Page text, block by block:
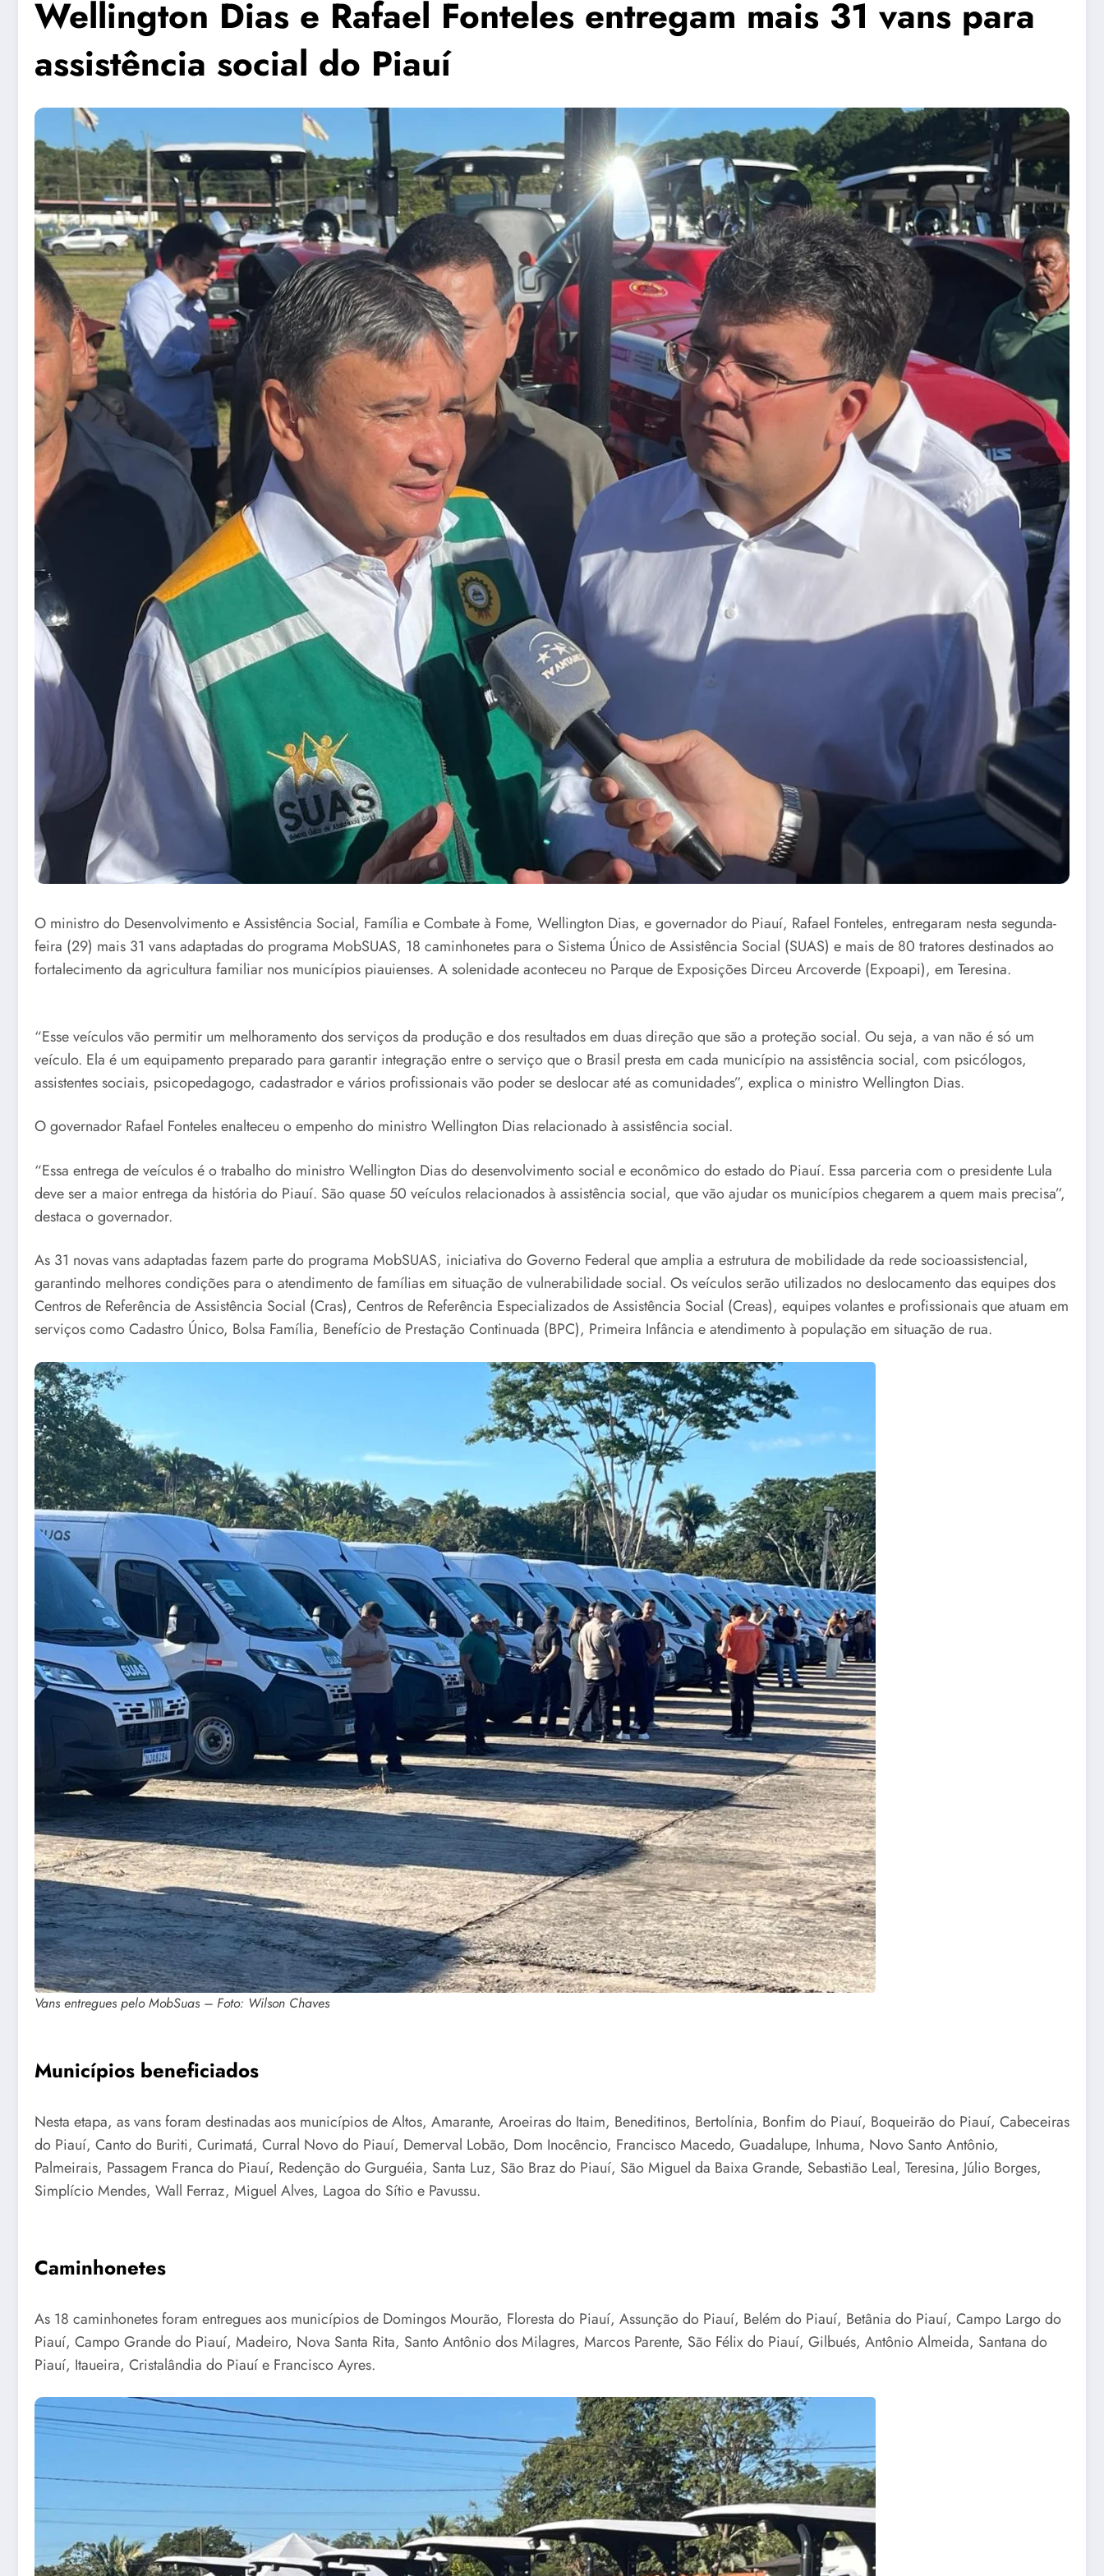
Wellington Dias e Rafael Fonteles entregam mais 31 vans para
assistência social do Piauí
O ministro do Desenvolvimento e Assistência Social, Família e Combate à Fome, Wellington Dias, e governador do Piauí, Rafael Fonteles, entregaram nesta segunda-
feira (29) mais 31 vans adaptadas do programa MobSUAS, 18 caminhonetes para o Sistema Único de Assistência Social (SUAS) e mais de 80 tratores destinados ao
fortalecimento da agricultura familiar nos municípios piauienses. A solenidade aconteceu no Parque de Exposições Dirceu Arcoverde (Expoapi), em Teresina.
“Esse veículos vão permitir um melhoramento dos serviços da produção e dos resultados em duas direção que são a proteção social. Ou seja, a van não é só um
veículo. Ela é um equipamento preparado para garantir integração entre o serviço que o Brasil presta em cada município na assistência social, com psicólogos,
assistentes sociais, psicopedagogo, cadastrador e vários profissionais vão poder se deslocar até as comunidades”, explica o ministro Wellington Dias.
O governador Rafael Fonteles enalteceu o empenho do ministro Wellington Dias relacionado à assistência social.
“Essa entrega de veículos é o trabalho do ministro Wellington Dias do desenvolvimento social e econômico do estado do Piauí. Essa parceria com o presidente Lula
deve ser a maior entrega da história do Piauí. São quase 50 veículos relacionados à assistência social, que vão ajudar os municípios chegarem a quem mais precisa”,
destaca o governador.
As 31 novas vans adaptadas fazem parte do programa MobSUAS, iniciativa do Governo Federal que amplia a estrutura de mobilidade da rede socioassistencial,
garantindo melhores condições para o atendimento de famílias em situação de vulnerabilidade social. Os veículos serão utilizados no deslocamento das equipes dos
Centros de Referência de Assistência Social (Cras), Centros de Referência Especializados de Assistência Social (Creas), equipes volantes e profissionais que atuam em
serviços como Cadastro Único, Bolsa Família, Benefício de Prestação Continuada (BPC), Primeira Infância e atendimento à população em situação de rua.
Vans entregues pelo MobSuas – Foto: Wilson Chaves
Municípios beneficiados
Nesta etapa, as vans foram destinadas aos municípios de Altos, Amarante, Aroeiras do Itaim, Beneditinos, Bertolínia, Bonfim do Piauí, Boqueirão do Piauí, Cabeceiras
do Piauí, Canto do Buriti, Curimatá, Curral Novo do Piauí, Demerval Lobão, Dom Inocêncio, Francisco Macedo, Guadalupe, Inhuma, Novo Santo Antônio,
Palmeirais, Passagem Franca do Piauí, Redenção do Gurguéia, Santa Luz, São Braz do Piauí, São Miguel da Baixa Grande, Sebastião Leal, Teresina, Júlio Borges,
Simplício Mendes, Wall Ferraz, Miguel Alves, Lagoa do Sítio e Pavussu.
Caminhonetes
As 18 caminhonetes foram entregues aos municípios de Domingos Mourão, Floresta do Piauí, Assunção do Piauí, Belém do Piauí, Betânia do Piauí, Campo Largo do
Piauí, Campo Grande do Piauí, Madeiro, Nova Santa Rita, Santo Antônio dos Milagres, Marcos Parente, São Félix do Piauí, Gilbués, Antônio Almeida, Santana do
Piauí, Itaueira, Cristalândia do Piauí e Francisco Ayres.